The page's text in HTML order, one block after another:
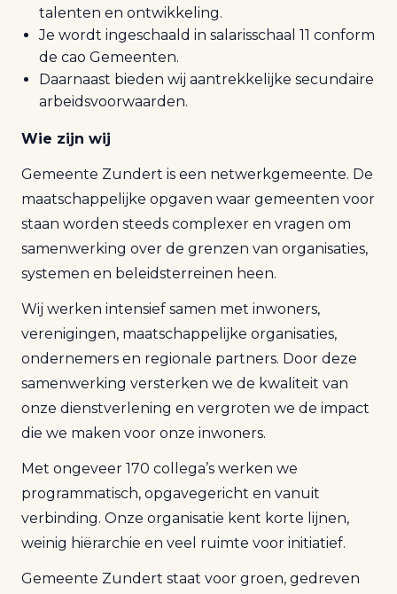
talenten en ontwikkeling.
Je wordt ingeschaald in salarisschaal 11 conform
de cao Gemeenten.
Daarnaast bieden wij aantrekkelijke secundaire
arbeidsvoorwaarden.
Wie zijn wij
Gemeente Zundert is een netwerkgemeente. De
maatschappelijke opgaven waar gemeenten voor
staan worden steeds complexer en vragen om
samenwerking over de grenzen van organisaties,
systemen en beleidsterreinen heen.
Wij werken intensief samen met inwoners,
verenigingen, maatschappelijke organisaties,
ondernemers en regionale partners. Door deze
samenwerking versterken we de kwaliteit van
onze dienstverlening en vergroten we de impact
die we maken voor onze inwoners.
Met ongeveer 170 collega’s werken we
programmatisch, opgavegericht en vanuit
verbinding. Onze organisatie kent korte lijnen,
weinig hiërarchie en veel ruimte voor initiatief.
Gemeente Zundert staat voor groen, gedreven